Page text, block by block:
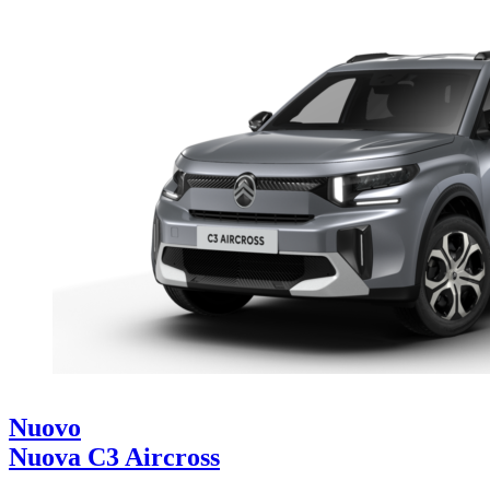
Nuovo
Nuova C3 Aircross